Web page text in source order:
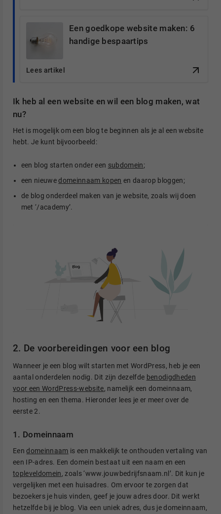
Een goedkope website maken: 6
handige bespaartips
Lees artikel
Ik heb al een website en wil een blog maken, wat
nu?
Het is mogelijk om een blog te beginnen als je al een website
hebt. Je kunt bijvoorbeeld:
een blog starten onder een subdomein;
een nieuwedomeinnaam kopen en daarop bloggen;
de blog onderdeel maken van je website, zoals wij doen
met ‘/academy’.
2. De voorbereidingen voor een blog
Wanneer je een blog wilt starten met WordPress, heb je een
aantal onderdelen nodig. Dit zijn dezelfde benodigdheden
voor een WordPress-website, namelijk een domeinnaam,
hosting en een thema. Hieronder lees je er meer over de
eerste 2.
1. Domeinnaam
Eendomeinnaam is een makkelijk te onthouden vertaling van
een IP-adres. Een domein bestaat uit een naam en een
topleveldomein, zoals ‘www.jouwbedrijfsnaam.nl’. Dit kun je
vergelijken met een huisadres. Om ervoor te zorgen dat
bezoekers je huis vinden, geef je jouw adres door. Dit werkt
hetzelfde bij je blog. Via een uniek adres, dus je domeinnaam,